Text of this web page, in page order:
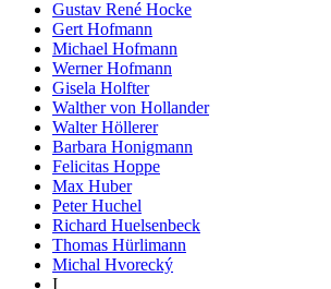
Gustav René Hocke
Gert Hofmann
Michael Hofmann
Werner Hofmann
Gisela Holfter
Walther von Hollander
Walter Höllerer
Barbara Honigmann
Felicitas Hoppe
Max Huber
Peter Huchel
Richard Huelsenbeck
Thomas Hürlimann
Michal Hvorecký
I